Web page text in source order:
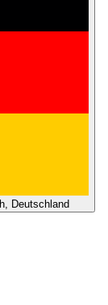
Deutschland